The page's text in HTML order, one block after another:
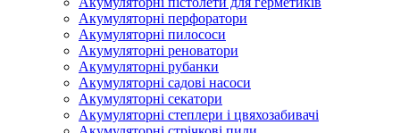
Акумуляторні перфоратори
Акумуляторні пилососи
Акумуляторні реноватори
Акумуляторні рубанки
Акумуляторні садові насоси
Акумуляторні секатори
Акумуляторні степлери і цвяхозабивачі